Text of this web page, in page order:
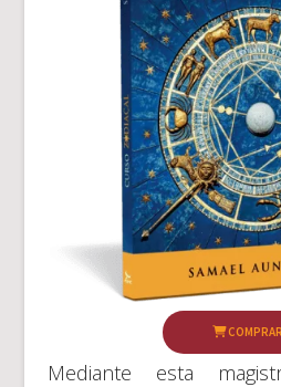
COMPRAR
Mediante esta